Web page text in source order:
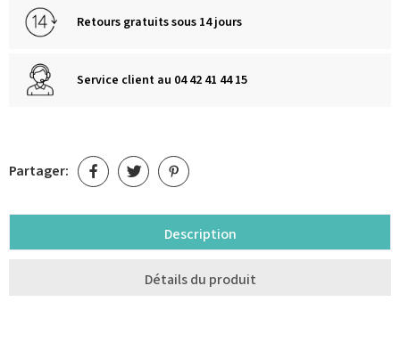
Retours gratuits sous 14 jours
Service client au 04 42 41 44 15
Partager:
Description
Détails du produit